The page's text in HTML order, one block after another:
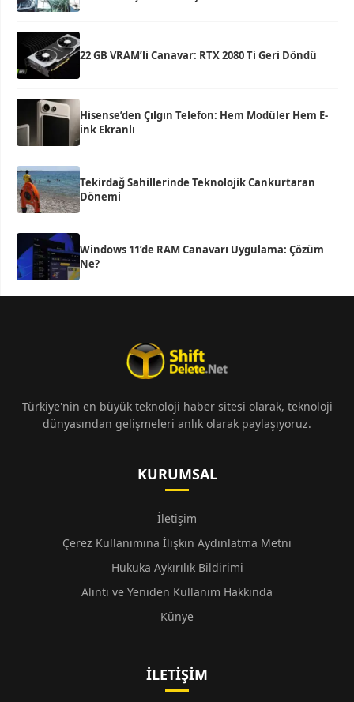
22 GB VRAM’li Canavar: RTX 2080 Ti Geri Döndü
Hisense’den Çılgın Telefon: Hem Modüler Hem E-
ink Ekranlı
Tekirdağ Sahillerinde Teknolojik Cankurtaran
Dönemi
Windows 11’de RAM Canavarı Uygulama: Çözüm
Ne?
Türkiye'nin en büyük teknoloji haber sitesi olarak, teknoloji
dünyasından gelişmeleri anlık olarak paylaşıyoruz.
KURUMSAL
İletişim
Çerez Kullanımına İlişkin Aydınlatma Metni
Hukuka Aykırılık Bildirimi
Alıntı ve Yeniden Kullanım Hakkında
Künye
İLETIŞIM